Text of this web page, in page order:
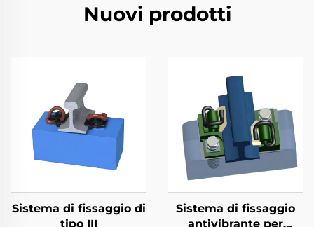
Nuovi prodotti
Sistema di fissaggio di
tipo III
Sistema di fissaggio
antivibrante per